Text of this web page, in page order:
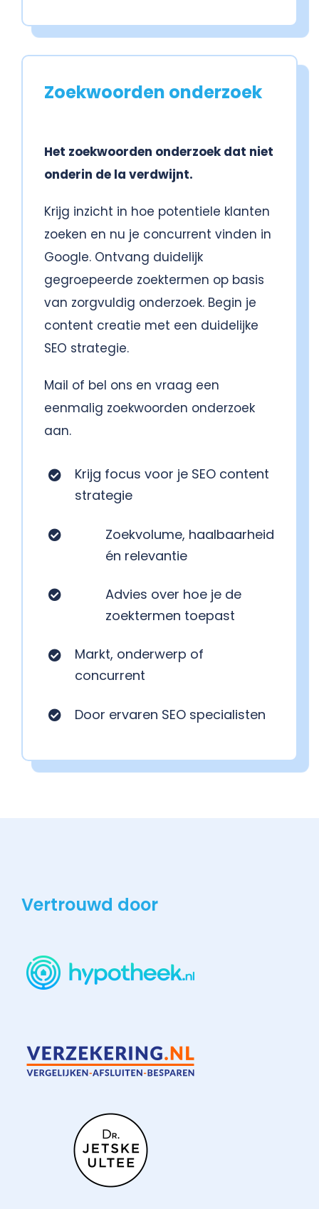
Zoekwoorden onderzoek
Het zoekwoorden onderzoek dat niet
onderin de la verdwijnt.
Krijg inzicht in hoe potentiele klanten
zoeken en nu je concurrent vinden in
Google. Ontvang duidelijk
gegroepeerde zoektermen op basis
van zorgvuldig onderzoek. Begin je
content creatie met een duidelijke
SEO strategie.
Mail of bel ons en vraag een
eenmalig zoekwoorden onderzoek
aan.
Krijg focus voor je SEO content
strategie
Zoekvolume, haalbaarheid
én relevantie
Advies over hoe je de
zoektermen toepast
Markt, onderwerp of
concurrent
Door ervaren SEO specialisten
Vertrouwd door